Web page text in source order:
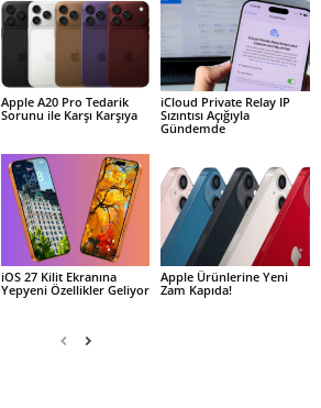
Apple A20 Pro Tedarik
Sorunu ile Karşı Karşıya
iCloud Private Relay IP
Sızıntısı Açığıyla
Gündemde
iOS 27 Kilit Ekranına
Yepyeni Özellikler Geliyor
Apple Ürünlerine Yeni
Zam Kapıda!